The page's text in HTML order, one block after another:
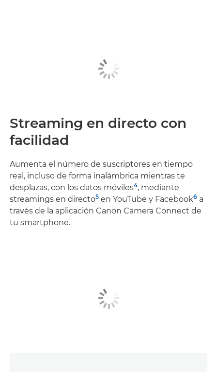
Streaming en directo con
facilidad
Aumenta el número de suscriptores en tiempo
real, incluso de forma inalámbrica mientras te
desplazas, con los datos móviles4, mediante
streamings en directo5 en YouTube y Facebook6 a
través de la aplicación Canon Camera Connect de
tu smartphone.